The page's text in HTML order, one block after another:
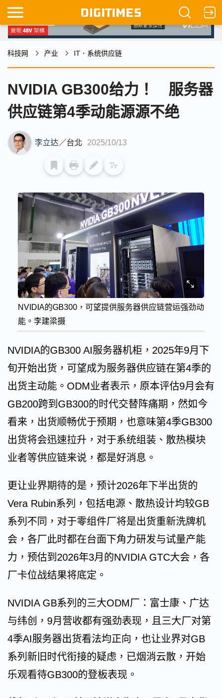
科技网 产业 IT．系统供应链
NVIDIA GB300给力！ 服务器
供应链第4季动能源源不绝
李立达／台北 2025/10/13
NVIDIA的GB300，可望提供服务器供应链营运强劲动
能。李建梁摄
NVIDIA的GB300 AI服务器机柜，2025年9月下
旬开始出货，可望成为服务器供应链在第4季的
出货主动能。ODM业者表示，原本评估9月会有
GB200跨到GB300的时代交替阵痛期，然如今
看来，出货顺畅优于预期，也意味第4季GB300
出货将会迅速拉升，对于系统组装、散热模块
业者等供应链来说，都是好消息。
更让业界期待的是，预计2026年下半出货的
Vera Rubin系列，包括电源、散热设计均较GB
系列不同，对于零组件厂将是出货重新洗牌机
会，各厂此时都在台面下角力研发与试量产能
力，预估到2026年3月的NVIDIA GTC大会，各
厂卡位战结果将底定。
NVIDIA GB系列的三大ODM厂：富士康、广达
与纬创，9月营收都有强劲表现，且三大厂对第
4季AI服务器出货看法均正向，也让业界对GB
系列新旧时代衔接的疑虑，已烟消云散，开始
乐观看待GB300的登板表现。